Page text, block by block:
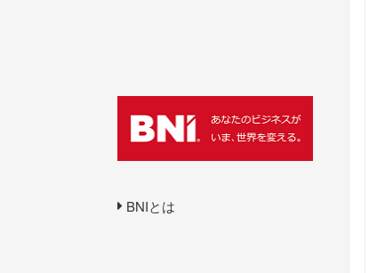
BNIとは